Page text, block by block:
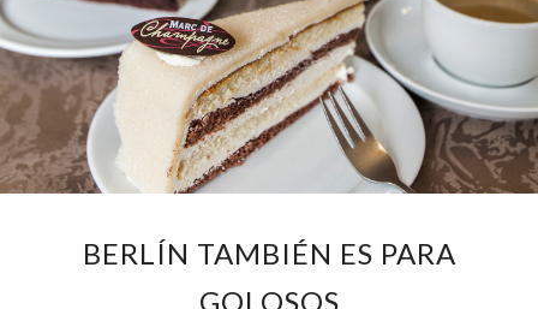
BERLÍN TAMBIÉN ES PARA
GOLOSOS